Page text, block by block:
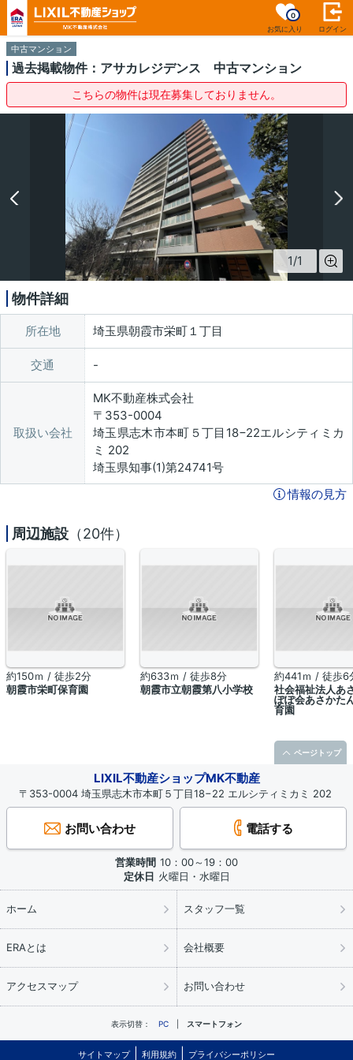
お気に入り
0
ログイン
中古マンション
過去掲載物件：アサカレジデンス 中古マンション
こちらの物件は現在募集しておりません。
1/1
物件詳細
所在地 埼玉県朝霞市栄町１丁目
交通
取扱い会社
MK不動産株式会社
〒353-0004
埼玉県志木市本町５丁目18−22エルシティミカ
ミ 202
埼玉県知事(1)第24741号
情報の見方
周辺施設 （20件）
約150ｍ / 徒歩2分
朝霞市栄町保育園
約633ｍ / 徒歩8分
朝霞市立朝霞第八小学校
約441ｍ / 徒歩6
社会福祉法人あ
ぽぽ会あさかた
育園
LIXIL不動産ショップMK不動産
〒353-0004 埼玉県志木市本町５丁目18−22 エルシティミカミ 202
お問い合わせ 電話する
営業時間 10：00～19：00
定休日 火曜日・水曜日
ホーム スタッフ一覧
ERAとは 会社概要
アクセスマップ お問い合わせ
表示切替： PC スマートフォン
サイトマップ 利用規約 プライバシーポリシー
ページトップ